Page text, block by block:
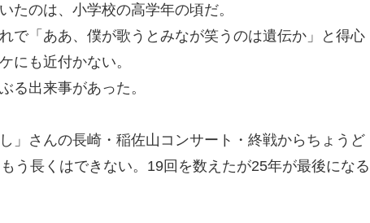
たのは、小学校の高学年の頃だ。
で「ああ、僕が歌うとみなが笑うのは遺伝か」と得心
にも近付かない。
る出来事があった。
」さんの長崎・稲佐山コンサート・終戦からちょうど
う長くはできない。19回を数えたが25年が最後になる